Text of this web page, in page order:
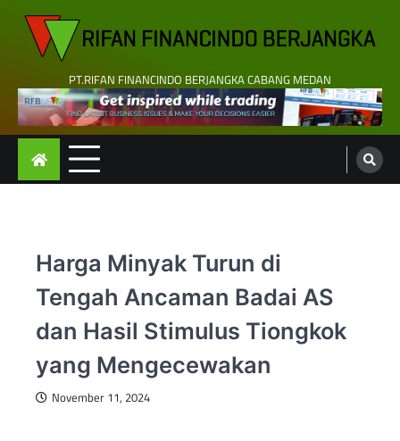
content
PT.RIFAN FINANCINDO BERJANGKA CABANG MEDAN
Harga Minyak Turun di
Tengah Ancaman Badai AS
dan Hasil Stimulus Tiongkok
yang Mengecewakan
November 11, 2024